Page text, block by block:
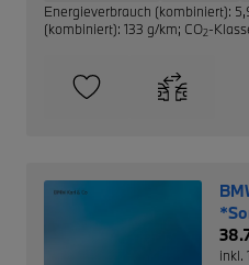
Energieverbrauch (kombiniert):
(kombiniert): 133 g/km; CO2-
inkl.